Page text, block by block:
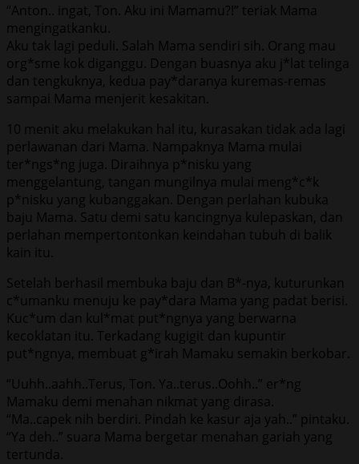
“Anton.. ingat, Ton. Aku ini Mamamu?!” teriak Mama
mengingatkanku.
Aku tak lagi peduli. Salah Mama sendiri sih. Orang mau
org*sme kok diganggu. Dengan buasnya aku j*lat telinga
dan tengkuknya, kedua pay*daranya kuremas-remas
sampai Mama menjerit kesakitan.
10 menit aku melakukan hal itu, kurasakan tidak ada lagi
perlawanan dari Mama. Nampaknya Mama mulai
ter*ngs*ng juga. Diraihnya p*nisku yang
menggelantung, tangan mungilnya mulai meng*c*k
p*nisku yang kubanggakan. Dengan perlahan kubuka
baju Mama. Satu demi satu kancingnya kulepaskan, dan
perlahan mempertontonkan keindahan tubuh di balik
kain itu.
Setelah berhasil membuka baju dan B*-nya, kuturunkan
c*umanku menuju ke pay*dara Mama yang padat berisi.
Kuc*um dan kul*mat put*ngnya yang berwarna
kecoklatan itu. Terkadang kugigit dan kupuntir
put*ngnya, membuat g*irah Mamaku semakin berkobar.
“Uuhh..aahh..Terus, Ton. Ya..terus..Oohh..” er*ng
Mamaku demi menahan nikmat yang dirasa.
“Ma..capek nih berdiri. Pindah ke kasur aja yah..” pintaku.
“Ya deh..” suara Mama bergetar menahan gariah yang
tertunda.